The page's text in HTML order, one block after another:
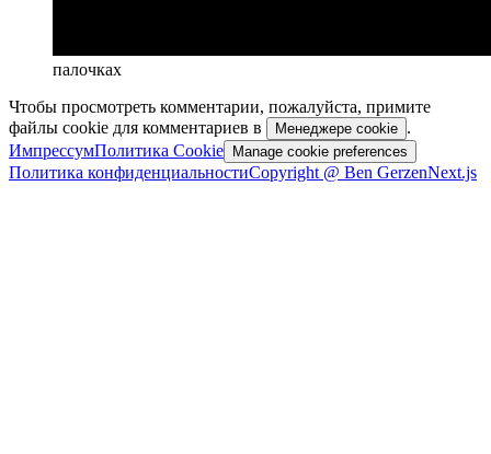
палочках
Чтобы просмотреть комментарии, пожалуйста, примите
файлы cookie для комментариев в
Менеджере cookie .
ИмпрессумПолитика Cookie Manage cookie preferences
Политика конфиденциальностиCopyright @ Ben GerzenNext.js